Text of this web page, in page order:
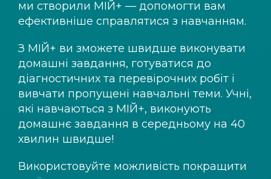
ми створили МІЙ+ — допомогти вам
ефективніше справлятися з навчанням.
З МІЙ+ ви зможете швидше виконувати
домашні завдання, готуватися до
діагностичних та перевірочних робіт і
вивчати пропущені навчальні теми. Учні,
які навчаються з МІЙ+, виконують
домашнє завдання в середньому на 40
хвилин швидше!
Використовуйте можливість покращити